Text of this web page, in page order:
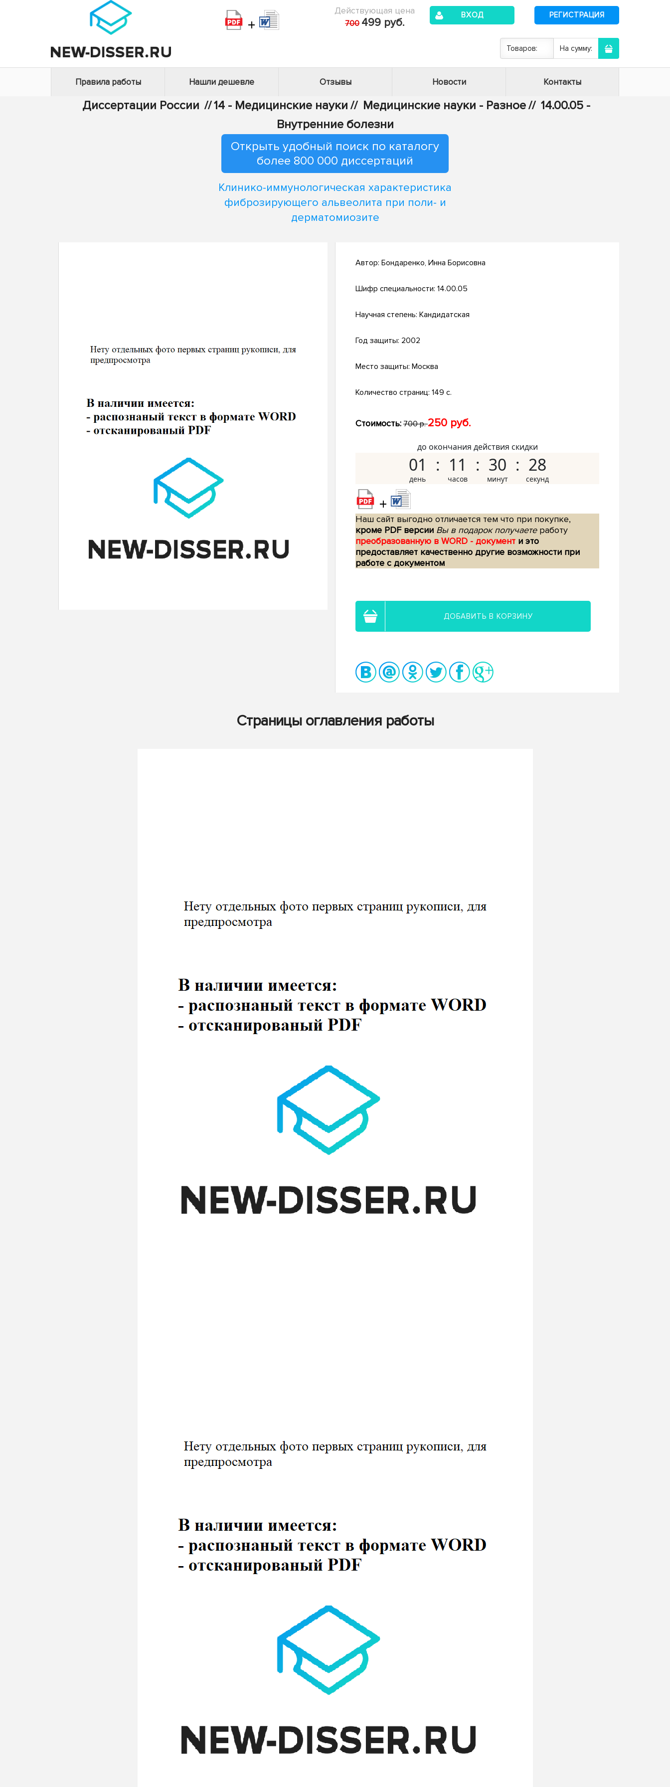
+
Действующая цена
700 499 руб.
ВХОД РЕГИСТРАЦИЯ
Товаров: На сумму:
Правила работы Нашли дешевле Отзывы Новости Контакты
Диссертации России //14 - Медицинские науки // Медицинские науки - Разное// 14.00.05 -
Внутренние болезни
Открыть удобный поиск по каталогу
более 800 000 диссертаций
Клинико-иммунологическая характеристика
фиброзирующего альвеолита при поли- и
дерматомиозите
Автор: Бондаренко, Инна Борисовна
Шифр специальности: 14.00.05
Научная степень: Кандидатская
Год защиты: 2002
Место защиты: Москва
Количество страниц: 149 с.
Стоимость: 700 р.250 руб.
до окончания действия скидки
01 11 30 27
+
Наш сайт выгодно отличается тем что при покупке,
кроме PDF версии Вы в подарок получаетеработу
преобразованную в WORD - документ и это
предоставляет качественно другие возможности при
работе с документом
ДОБАВИТЬ В КОРЗИНУ
Страницы оглавления работы